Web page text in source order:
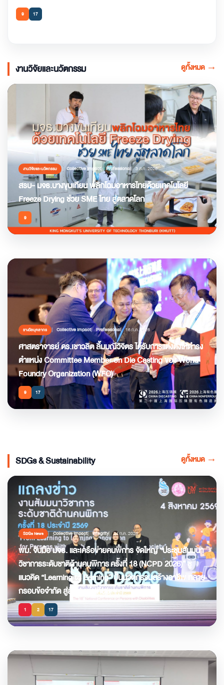
9 17
งานวิจัยและนวัตกรรม ดูทั้งหมด →
งานวิจัยและนวัตกรรม Collective Impact Professional 3 ส.ค. 2026
สรบ- มจธ.บางขุนเทียน พลิกโฉมอาหารไทยด้วยเทคโนโลยี
Freeze Drying ช่วย SME ไทย สู่ตลาดโลก
9
รางวัลบุคลากร Collective Impact Professional 16 ก.ค. 2026
ศาสตราจารย์ ดร.เชาวลิต ลิ้มมณีวิจิตร ได้รับการแต่งตั้งให้ดำรง
ตำแหน่ง Committee Member on Die Casting ของ World
Foundry Organization (WFO)
9 17
SDGs & Sustainability ดูทั้งหมด →
SDGs News Collective Impact Integrity 24 ก.ค. 2026
พม. จับมือ มจธ. และเครือข่ายคนพิการ จัดใหญ่ “ประชุมสัมมนา
วิชาการระดับชาติด้านคนพิการ ครั้งที่ 18 (NCPD 2026)” ชู
แนวคิด “Learning to Earning” ปั้นนวัตกรรมสร้างอาชีพ ทลาย
กรอบข้อจำกัด สู่สังคมเท่าเทียม
1 2 17